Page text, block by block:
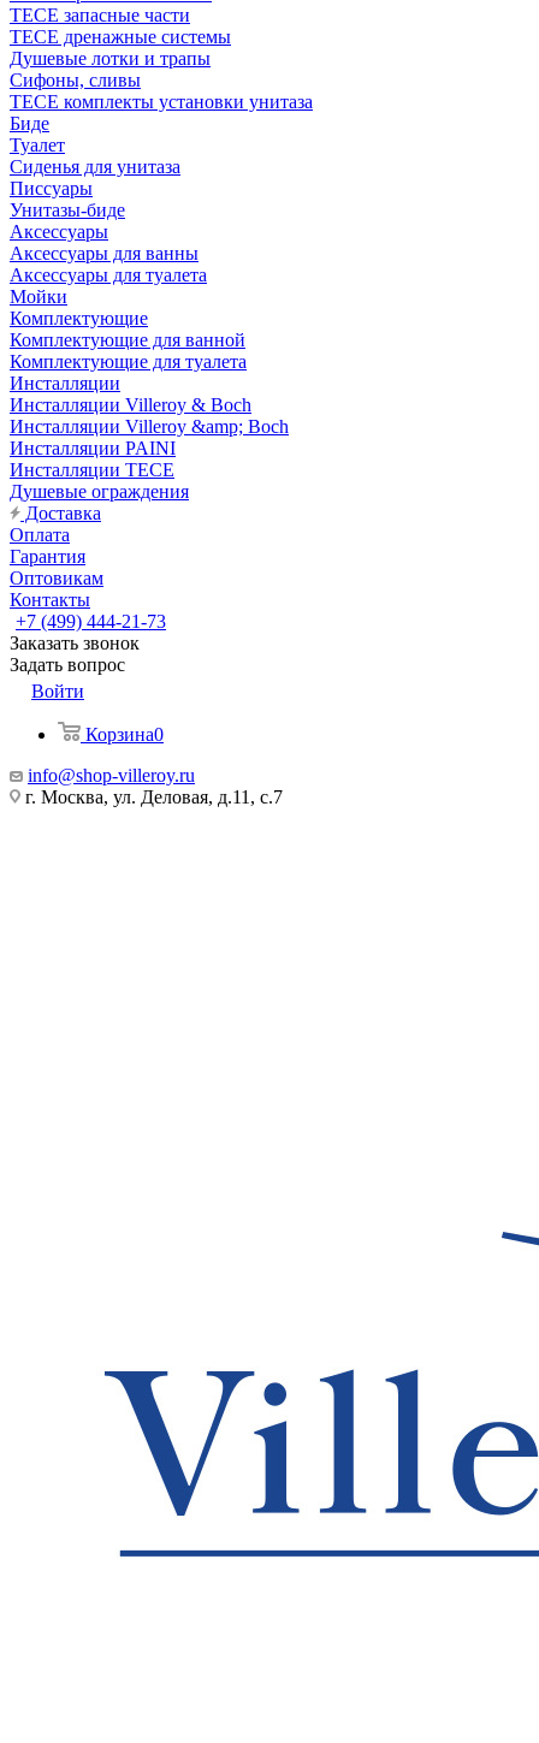
TECE запасные части
TECE дренажные системы
Душевые лотки и трапы
Сифоны, сливы
TECE комплекты установки унитаза
Биде
Туалет
Сиденья для унитаза
Писсуары
Унитазы-биде
Аксессуары
Аксессуары для ванны
Аксессуары для туалета
Мойки
Комплектующие
Комплектующие для ванной
Комплектующие для туалета
Инсталляции
Инсталляции Villeroy & Boch
Инсталляции Villeroy &amp; Boch
Инсталляции PAINI
Инсталляции TECE
Душевые ограждения
Доставка
Оплата
Гарантия
Оптовикам
Контакты
+7 (499) 444-21-73
Заказать звонок
Задать вопрос
Войти
Корзина0
info@shop-villeroy.ru
г. Москва, ул. Деловая, д.11, с.7